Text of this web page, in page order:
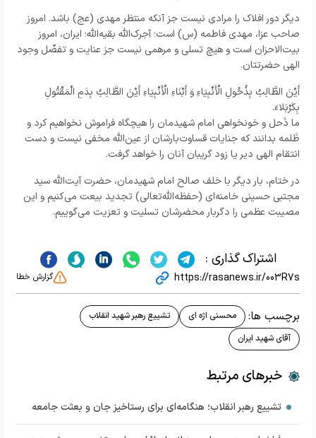
دیگر دور افلاک را مرادی نیست جز آنکه منتظر مهدی (عج) باشد. امروز
صاحب عزا، مهدی فاطمه (س) است؛ آجرک‌الله بقیه‌الله؛ ایران، امروز
بیت‌الاحزان است و هیچ تسلی و مرهمی نیست جز عنایت و تفضّل وجود
الهی حضرتتان.
أَیْنَ الطَّالِبُ بِذُحُولِ الْأَنْبِیَاءِ وَ أَبْنَاءِ الْأَنْبِیَاءِ أَیْنَ الطَّالِبُ بِدَمِ الْمَقْتُولِ
بِکَرْبَلاءَ.
ما ذَحل و خونخواهی امام شهیدمان را هیچگاه فراموش نخواهیم کرد و
ظَلمه بدانند که جنایات قساوت‌بارشان از عین‌الله مخفی نیست و دست
انتقام الهی دیر یا زود گریبان آنان را خواهد گرفت.
در ختام، بار دیگر با خلف صالح امام شهیدمان، حضرت آیت‌الله سید
مجتبی حسینی خامنه‌ای (حفظه‌الله‌تعالی) تجدید بیعت می‌کنیم و این
مصیبت عظمی را دگربار محضرشان تسلیت و تعزیت می‌گوییم.
اشتراک گذاری :
https://rasanews.ir/003R7s گزارش خطا
برچسب ها: محسنی اژه ای
تشییع رهبر شهید انقلاب
آقای شهید ایران
خبرهای مرتبط
تشییع رهبر انقلاب؛ هنگامه‌ای برای رستاخیز جان و بعثت جامعه